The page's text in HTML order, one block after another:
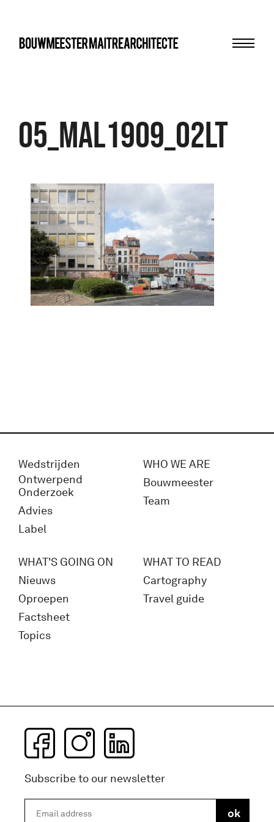
05_MAL1909_02LT
Wedstrijden
Ontwerpend
Onderzoek
Advies
Label
WHO WE ARE
Bouwmeester
Team
WHAT'S GOING ON
Nieuws
Oproepen
Factsheet
Topics
WHAT TO READ
Cartography
Travel guide
Subscribe to our newsletter